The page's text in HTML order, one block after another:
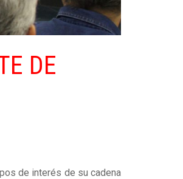
DE
de interés de su cadena